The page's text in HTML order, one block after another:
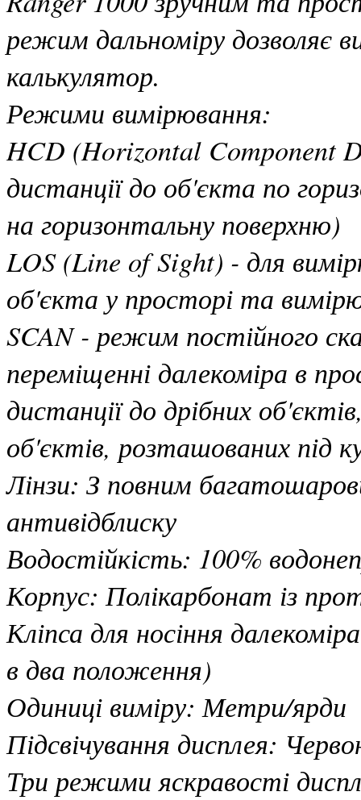
режим дальноміру дозволяє
калькулятор.
Режими вимірювання:
HCD (Horizontal Component
дистанції до об'єкта по
на горизонтальну поверхню)
LOS (Line of Sight) - для
об'єкта у просторі та
SCAN - режим постійного
переміщенні далекоміра в
дистанції до дрібних
об'єктів, розташованих під
Лінзи: З повним
антивідблиску
Водостійкість: 100%
Корпус: Полікарбонат із
Кліпса для носіння
в два положення)
Одиниці виміру: Метри/ярди
Підсвічування дисплея:
Три режими яскравості